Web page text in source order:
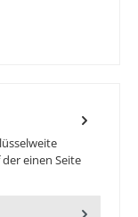
einen Seite